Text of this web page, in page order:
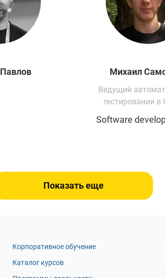
Павлов Михаил
Ведущий
тестировании в
Software
Показать еще
Корпоративное обучение
Каталог курсов